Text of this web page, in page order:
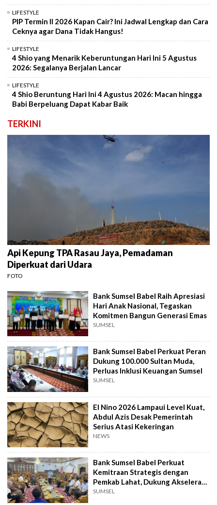
LIFESTYLE
PIP Termin II 2026 Kapan Cair? Ini Jadwal Lengkap dan Cara
Ceknya agar Dana Tidak Hangus!
LIFESTYLE
4 Shio yang Menarik Keberuntungan Hari Ini 5 Agustus
2026: Segalanya Berjalan Lancar
LIFESTYLE
4 Shio Beruntung Hari Ini 4 Agustus 2026: Macan hingga
Babi Berpeluang Dapat Kabar Baik
TERKINI
Api Kepung TPA Rasau Jaya, Pemadaman
Diperkuat dari Udara
FOTO
Bank Sumsel Babel Raih Apresiasi
Hari Anak Nasional, Tegaskan
Komitmen Bangun Generasi Emas
SUMSEL
Bank Sumsel Babel Perkuat Peran
Dukung 100.000 Sultan Muda,
Perluas Inklusi Keuangan Sumsel
SUMSEL
El Nino 2026 Lampaui Level Kuat,
Abdul Azis Desak Pemerintah
Serius Atasi Kekeringan
NEWS
Bank Sumsel Babel Perkuat
Kemitraan Strategis dengan
Pemkab Lahat, Dukung Akselerasi
Ekonomi Daerah
SUMSEL